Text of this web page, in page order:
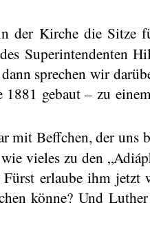
der Kirche die Sitze
Superintendenten
sprechen wir
gebaut – zu
mit Beffchen, der
vieles zu den „
erlaube ihm jetzt
könne? Und